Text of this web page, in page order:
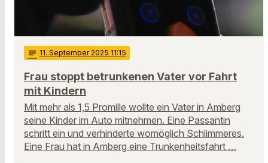
notes 11. September 2025 11:15
Frau stoppt betrunkenen Vater vor Fahrt
mit Kindern
Mit mehr als 1,5 Promille wollte ein Vater in Amberg
seine Kinder im Auto mitnehmen. Eine Passantin
schritt ein und verhinderte womöglich Schlimmeres.
Eine Frau hat in Amberg eine Trunkenheitsfahrt …